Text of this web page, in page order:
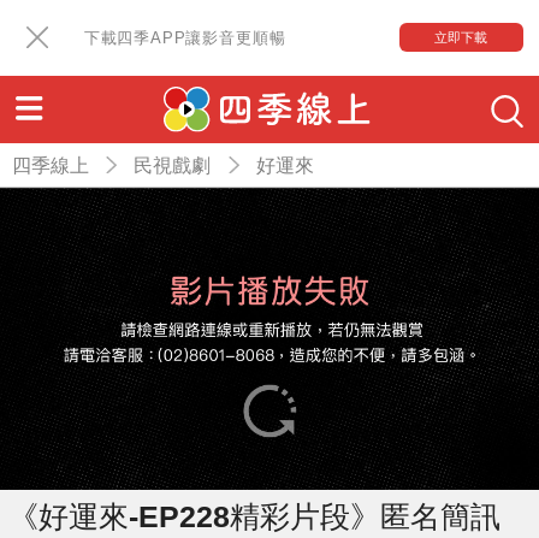
下載四季APP讓影音更順暢 立即下載
四季線上 民視戲劇 好運來
《好運來-EP228精彩片段》匿名簡訊